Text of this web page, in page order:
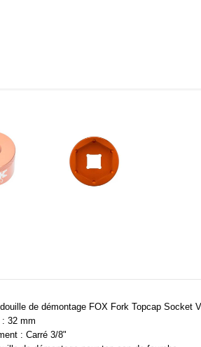
de démontage FOX Fork Topcap Socket
: 32 mm
: Carré 3/8"